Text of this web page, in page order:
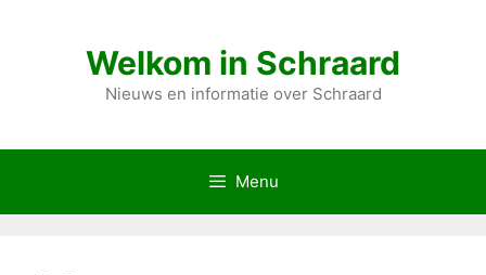
Welkom in Schraard
Nieuws en informatie over Schraard
Menu